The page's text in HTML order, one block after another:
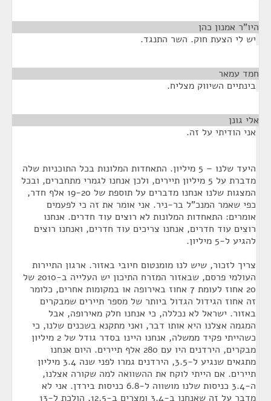
היו"ר אמנון כהן
יש לי הצעת חוק. השר התנגד.
חמד עמאר
בינתיים השיווק מצליח.
אלי גונן
אני הודיתי על זה.
היעד שלנו – 5 מיליון. התאחדות המלונות בכל התוכניות שלה
מדברת על 5 מיליון תיירים, ולכן אנחנו לגמרי מתחברים, ובכל
המצגות שלנו אנחנו מדברים על תוספת של 19-20 אלף חדר,
כפי שאמר המנכ"ל בר-ניר. אני אומר את זה כי לפעמים
אומרים: התאחדות המלונות לא רוצים עוד חדרים. אנחנו
רוצים עוד חדרים, אנחנו צריכים עוד חדרים, ואנחנו רוצים
להגיע ל-5 מיליון.
צריך לזכור, שיש לנו מומנטום חיובי באזור. ארגון התיירות
העולמי פרסם, שבאזור המזרח התיכון יש העלייה ב-2010 של
20 אחוז לעומת 7 אחוז באירופה או במקומות אחרים, כלומר
זה אחוז הגידול הגדול ביותר של מספר תיירים שמבקרים
באזור. ישראל לא נכללה, כי אנחנו חלק מאירופה, אבל
המגמה אצלנו היא אותו דבר, ואני מתקנא בשכנים שלנו, כי
כשהייתי פקיד ממשלה, אנחנו היינו בסדר גודל של 2 מיליון
מבקרים, הירדנים היו עם 280 אלף תיירים. היום אנחנו
מתגאים שנגיע ל-3.5, הירדנים גמרו לפני שנה 3.4 מיליון
תיירים. אם הייתי לוקח את ההשוואה למה שקורה אצלנו,
ה-3.4 כניסות שלנו מושווה ל-6.8 כניסות בירדן. אני לא
מדבר על זה שאנחנו ב-3.4 ומצרים ב-12.5, הולכת ל-13